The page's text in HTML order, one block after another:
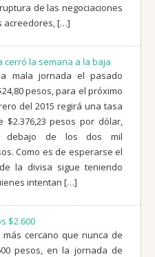
de las negociaciones
acreedores, […]
cerró la semana a la baja
mala jornada el pasado
pesos, para el próximo
del 2015 regirá una tasa
$2.376,23 pesos por dólar,
debajo de los dos mil
Como es de esperarse el
la divisa sigue teniendo
intentan […]
$2.600
cercano que nunca de
pesos, en la jornada de